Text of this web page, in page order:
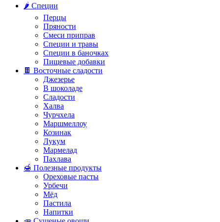
🌶️ Специи
Перцы
Пряности
Смеси приправ
Специи и травы
Специи в баночках
Пищевые добавки
🍫 Восточные сладости
Джезерье
В шоколаде
Сладости
Халва
Чурчхела
Маршмеллоу
Козинак
Лукум
Мармелад
Пахлава
🍯 Полезные продукты
Ореховые пасты
Урбечи
Мёд
Пастила
Напитки